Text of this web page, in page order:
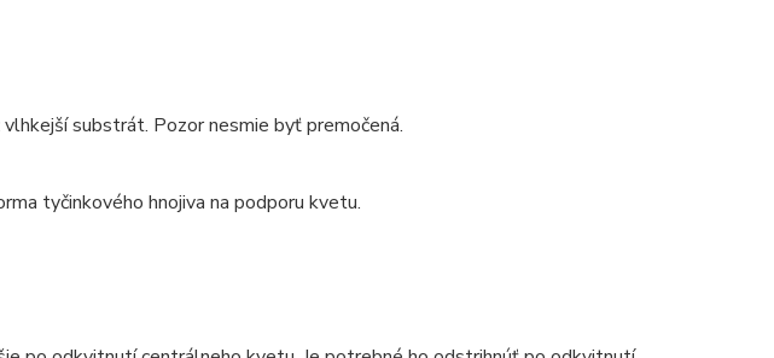
substrát. Pozor nesmie byť premočená.
tyčinkového hnojiva na podporu kvetu.